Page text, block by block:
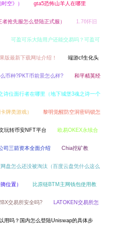
空》） gta5恐怖山羊人在哪里
抢先服怎么登陆正式服） 1.76怀旧
可盈可乐大陆用户还能交易吗？可盈可
版最新下载网址介绍！ 端游cf生化头
币种?PKT币前景怎么样? 和平精英经
诗位面行者在哪里（地下城堡3魂之诗一个
牌类游戏） 黎明觉醒防空洞密码锁怎
玩转币安NFT平台 欧易OKEX永续合
司三箭资本全面介绍 Chia挖矿教
盘怎么还没被淘汰（百度云盘凭什么这么
位置） 比原链BTM主网钱包使用教
交易所安全吗? LATOKEN交易所怎
用吗？国内怎么登陆Uniswap的具体步